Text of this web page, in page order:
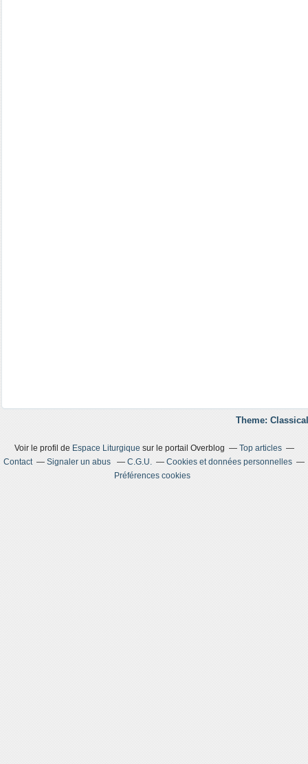
Theme:
Voir le profil de Espace Liturgiquesur le portail Overblog
Top articles
Contact
Signaler un abus C.G.U.
Cookies et données personnelles
Préférences cookies